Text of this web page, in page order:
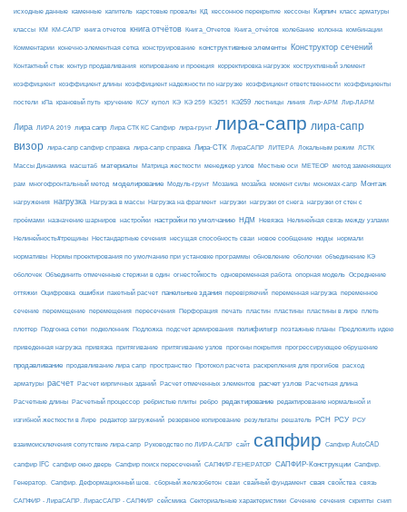
исходные данные каменные капитель карстовые провалы КД кессонное перекрытие кессоны Кирпич класс арматуры
классы КМ КМ-САПР книга отчетов книга отчётов Книга_Отчетов Книга_отчётов колебание колонна комбинации
Комментарии конечно-элементная сетка конструирование конструктивные элементы Конструктор сечений
Контактный стык контур продавливания копирование и проекция корректировка нагрузок коструктивный элемент
коэффициент коэффициент длины коэффициент надежности по нагрузке коэффициент ответственности коэффициенты
постели кПа крановый путь кручение КСУ купол КЭ КЭ 259 КЭ251 КЭ259 лестницы линия Лир-АРМ Лир-ЛАРМ
Лира ЛИРА 2019 лира сапр Лира СТК КС Сапфир лира-грунт лира-сапр лира-сапр
визор лира-сапр сапфир справка лира-сапр справка Лира-СТК ЛираСАПР ЛИТЕРА Локальным режим ЛСТК
Массы Динамика масштаб материалы Матрица жесткости менеджер узлов Местные оси МЕТЕОР метод заменяющих
рам многофронтальный метод моделирование Модуль-грунт Мозаика мозайка момент силы мономах-сапр Монтаж
нагружения нагрузка Нагрузка в массы Нагрузка на фрагмент нагрузки нагрузки от снега нагрузки от стен с
проёмами назначение шарниров настройки настройки по умолчанию НДМ Невязка Нелинейная связь между узлами
Нелинейность#трещины Нестандартные сечения несущая способность сваи новое сообщение ноды нормали
нормативы Нормы проектирования по умолчанию при установке программы обновление оболочки объединение КЭ
оболочек Объединить отмеченные стержни в один огнестойкость одновременная работа опорная модель Осреднение
оттяжки Оцифровка ошибки пакетный расчет панельные здания перевіряючий переменная нагрузка переменное
сечение перемещение перемещения пересечения Перфорация печать пластин пластины пластины в лире плеть
плоттер Подгонка сетки подколонник Подложка подсчет армирования полифильтр поэтажные планы Предложить идею
приведенная нагрузка привязка притягивание притягивание узлов прогоны покрытия прогрессирующее обрушение
продавливание продавливание лира сапр пространство Протокол расчета раскрепления для прогибов расход
арматуры расчет Расчет кирпичных зданий Расчет отмеченных элементов расчет узлов Расчетная длина
Расчетные длины Расчетный процессор ребристые плиты ребро редактирование редактирование нормальной и
изгибной жесткости в Лире редактор загружений резервное копирование результаты решатель РСН РСУ РСУ
взаимоисключения сопутствие лира-сапр Руководство по ЛИРА-САПР сайт сапфир Сапфир AutoCAD
сапфир IFC сапфир окно дверь Сапфир поиск пересечений САПФИР-ГЕНЕРАТОР САПФИР-Конструкции Сапфир.
Генератор. Сапфир. Деформационный шов. сборный железобетон сваи свайный фундамент свая свойства связь
САПФИР - ЛираСАПР. ЛирасСАПР - САПФИР сейсмика Секториальные характеристики Сечение сечения скрипты снип